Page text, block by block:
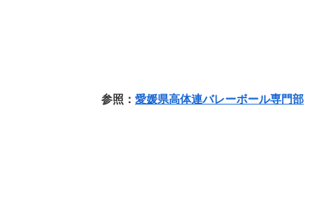
参照： 愛媛県高体連バレーボール専門部